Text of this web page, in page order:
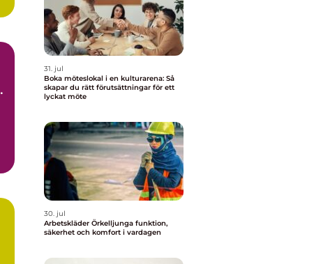
31. jul
Boka möteslokal i en kulturarena: Så
skapar du rätt förutsättningar för ett
lyckat möte
30. jul
Arbetskläder Örkelljunga funktion,
säkerhet och komfort i vardagen